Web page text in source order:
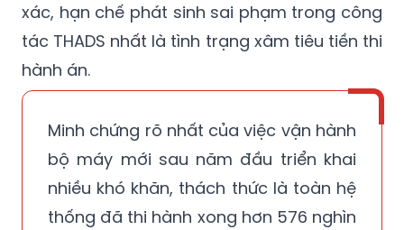
xác, hạn chế phát sinh sai phạm trong công
tác THADS nhất là tình trạng xâm tiêu tiền thi
hành án.
Minh chứng rõ nhất của việc vận hành
bộ máy mới sau năm đầu triển khai
nhiều khó khăn, thách thức là toàn hệ
thống đã thi hành xong hơn 576 nghìn